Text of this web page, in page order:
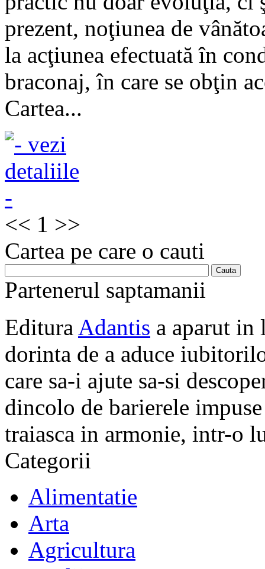
prezent, noţiunea de
la acţiunea efectuată în
braconaj, în care se obţin
Cartea...
<< 1 >>
Cartea pe care o cauti
Partenerul saptamanii
Editura Adantis a aparut in
dorinta de a aduce
care sa-i ajute sa-si
dincolo de barierele
traiasca in armonie, intr-o
Categorii
Alimentatie
Arta
Agricultura